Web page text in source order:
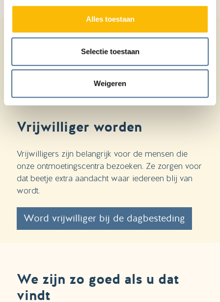
Alles toestaan
Selectie toestaan
Weigeren
Vrijwilliger worden
Vrijwilligers zijn belangrijk voor de mensen die
onze ontmoetingscentra bezoeken. Ze zorgen voor
dat beetje extra aandacht waar iedereen blij van
wordt.
Word vrijwilliger bij de dagbesteding
We zijn zo goed als u dat
vindt